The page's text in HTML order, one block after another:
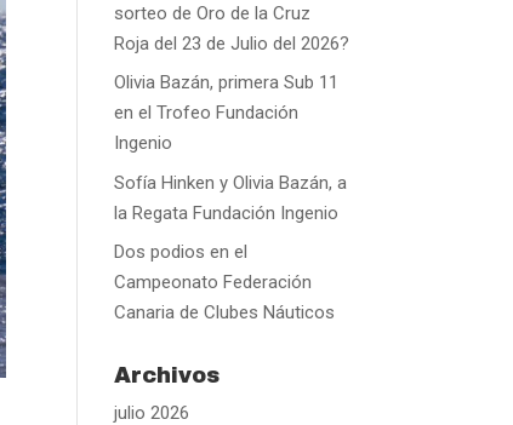
sorteo de Oro de la Cruz
Roja del 23 de Julio del 2026?
Olivia Bazán, primera Sub 11
en el Trofeo Fundación
Ingenio
Sofía Hinken y Olivia Bazán, a
la Regata Fundación Ingenio
Dos podios en el
Campeonato Federación
Canaria de Clubes Náuticos
Archivos
julio 2026